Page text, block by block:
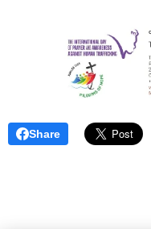
Share